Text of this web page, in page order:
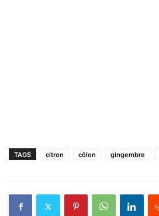
TAGS citron côlon gingembre